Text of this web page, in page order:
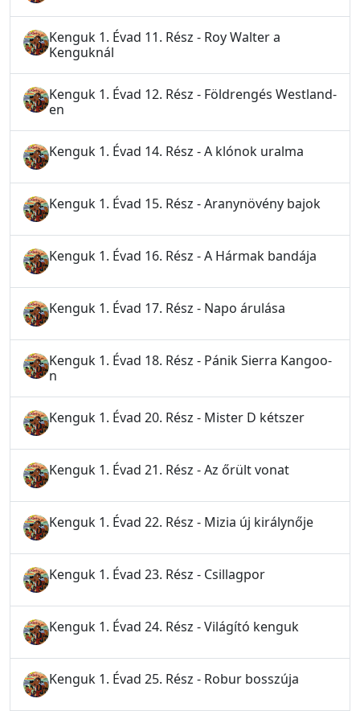
Kenguk 1. Évad 11. Rész - Roy Walter a
Kenguknál
Kenguk 1. Évad 12. Rész - Földrengés Westland-
en
Kenguk 1. Évad 14. Rész - A klónok uralma
Kenguk 1. Évad 15. Rész - Aranynövény bajok
Kenguk 1. Évad 16. Rész - A Hármak bandája
Kenguk 1. Évad 17. Rész - Napo árulása
Kenguk 1. Évad 18. Rész - Pánik Sierra Kangoo-
n
Kenguk 1. Évad 20. Rész - Mister D kétszer
Kenguk 1. Évad 21. Rész - Az őrült vonat
Kenguk 1. Évad 22. Rész - Mizia új királynője
Kenguk 1. Évad 23. Rész - Csillagpor
Kenguk 1. Évad 24. Rész - Világító kenguk
Kenguk 1. Évad 25. Rész - Robur bosszúja